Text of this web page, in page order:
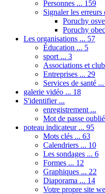
Personnes ... 159
Signaler les
Poruchy
Poruchy
Les organisations ... 57
Éducation ... 5
sport ... 3
Associations et
Entreprises ... 29
Services de santé ...
galerie vidéo ... 18
S'identifier ...
enregistrement ...
Mot de passe
poteau indicateur ... 95
Mots clés ... 63
Calendriers ... 10
Les sondages ... 6
Formes ... 12
Graphiques ... 22
Diaporama ... 14
Votre propre site